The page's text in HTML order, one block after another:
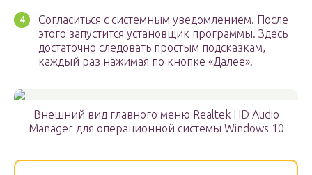
Согласиться с системным уведомлением. После
этого запустится установщик программы. Здесь
достаточно следовать простым подсказкам,
каждый раз нажимая по кнопке «Далее».
Внешний вид главного меню Realtek HD Audio
Manager для операционной системы Windows 10